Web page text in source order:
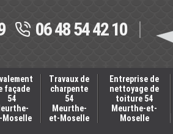
06 48 54 42 10
façade
54
Moselle
Travaux de
charpente
54
Meurthe-
et-Moselle
Entreprise de
nettoyage de
toiture 54
Meurthe-et-
Moselle